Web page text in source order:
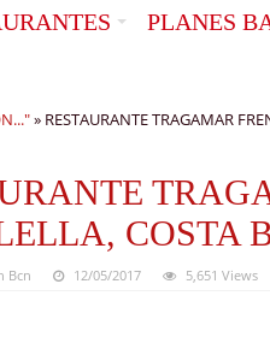
PLANES
» RESTAURANTE TRAGAMAR
COSTA
Bcn 12/05/2017 5,651 Views